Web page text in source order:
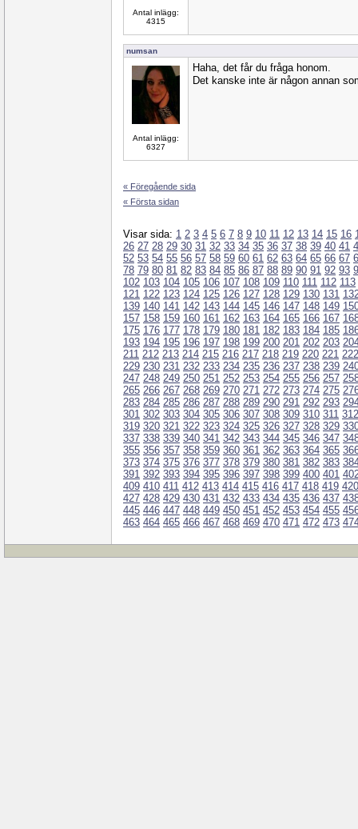
Antal inlägg:
4315
numsan
Antal inlägg:
6327
Haha, det får du fråga honom.
Det kanske inte är någon annan
« Föregående sida
« Första sidan
Visar sida: 1 2 3 4 5 6 7 8 9 10 11 12 13 14 15 16
26 27 28 29 30 31 32 33 34 35 36 37 38 39 40 41
52 53 54 55 56 57 58 59 60 61 62 63 64 65 66 67
78 79 80 81 82 83 84 85 86 87 88 89 90 91 92 93
102 103 104 105 106 107 108 109 110 111 112 113
121 122 123 124 125 126 127 128 129 130 131
139 140 141 142 143 144 145 146 147 148 149
157 158 159 160 161 162 163 164 165 166 167
175 176 177 178 179 180 181 182 183 184 185
193 194 195 196 197 198 199 200 201 202 203
211 212 213 214 215 216 217 218 219 220 221 222
229 230 231 232 233 234 235 236 237 238 239
247 248 249 250 251 252 253 254 255 256 257
265 266 267 268 269 270 271 272 273 274 275
283 284 285 286 287 288 289 290 291 292 293
301 302 303 304 305 306 307 308 309 310 311 312
319 320 321 322 323 324 325 326 327 328 329
337 338 339 340 341 342 343 344 345 346 347
355 356 357 358 359 360 361 362 363 364 365
373 374 375 376 377 378 379 380 381 382 383
391 392 393 394 395 396 397 398 399 400 401
409 410 411 412 413 414 415 416 417 418 419 420
427 428 429 430 431 432 433 434 435 436 437
445 446 447 448 449 450 451 452 453 454 455
463 464 465 466 467 468 469 470 471 472 473